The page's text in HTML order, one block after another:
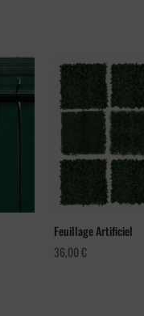
Feuillage Artificiel
36,00€